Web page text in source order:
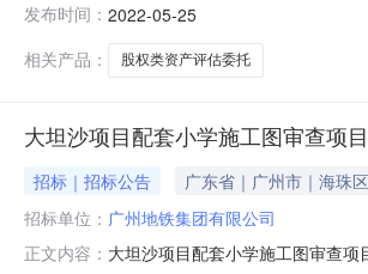
2022年度股东权益价值资产评估
币712,000元。五
发布时间： 2022-05-25
相关产品：
股权类资产评估委托
大坦沙项目配套小学施工图审查项
招标｜招标公告
广东省｜广州市｜海珠区
招标单位： 广州地铁集团有限公司
正文内容： 大坦沙项目配套小学施工图审查